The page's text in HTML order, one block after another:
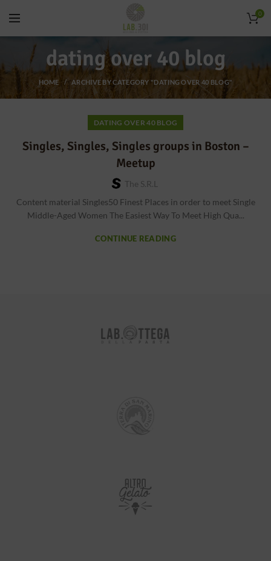
0
dating over 40 blog
HOME ARCHIVE BY CATEGORY "DATING OVER 40 BLOG"
DATING OVER 40 BLOG
Singles, Singles, Singles groups in Boston –
Meetup
The S.r.l
Content material Singles50 Finest Places in order to meet Single
Middle-Aged Women The Easiest Way To Meet High Qua...
CONTINUE READING